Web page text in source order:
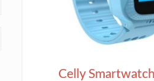
Celly